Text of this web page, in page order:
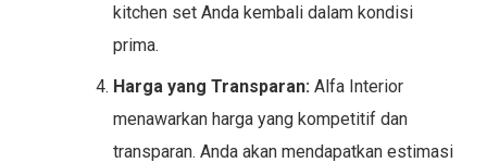
kitchen set Anda kembali dalam kondisi
prima.
Harga yang Transparan: Alfa Interior
menawarkan harga yang kompetitif dan
transparan. Anda akan mendapatkan estimasi